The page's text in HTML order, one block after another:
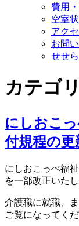
費用
空室
アク
お問
せせ
カテゴ
にしおこ
付規程の
にしおこっぺ福
を一部改正いたし
介護職に就職、
ご覧になってくだ